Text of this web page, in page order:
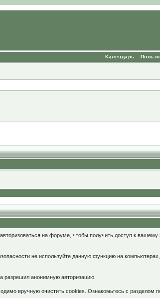
Календарь
на форуме, чтобы получить доступ к
не используйте данную функцию на
разрешил анонимную авторизацию.
вручную очистить cookies. Ознакомьтесь с разделом